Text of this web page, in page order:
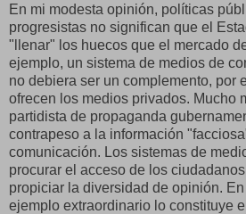
En mi modesta opinión, políticas
progresistas no significan que el
"llenar" los huecos que el mercado
ejemplo, un sistema de medios de
no debiera ser un complemento, por
ofrecen los medios privados. Mucho
partidista de propaganda
contrapeso a la información
comunicación. Los sistemas de
procurar el acceso de los
propiciar la diversidad de opinión.
ejemplo extraordinario lo constituye